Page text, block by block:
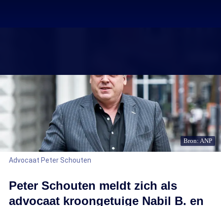
Bron: ANP
Advocaat Peter Schouten
Peter Schouten meldt zich als
advocaat kroongetuige Nabil B. en